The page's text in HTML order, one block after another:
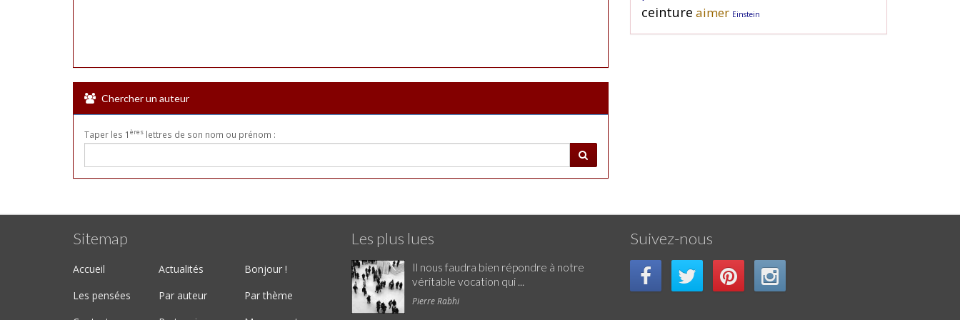
Chercher un auteur
Taper les 1 ères lettres de son nom ou prénom :
ceinture aimer Einstein
Sitemap
Accueil Actualités
Bonjour !
Les pensées
Par auteur
Par thème
Les plus lues
Il nous faudra bien répondre à notre
véritable vocation qui ...
Pierre Rabhi
Suivez-nous